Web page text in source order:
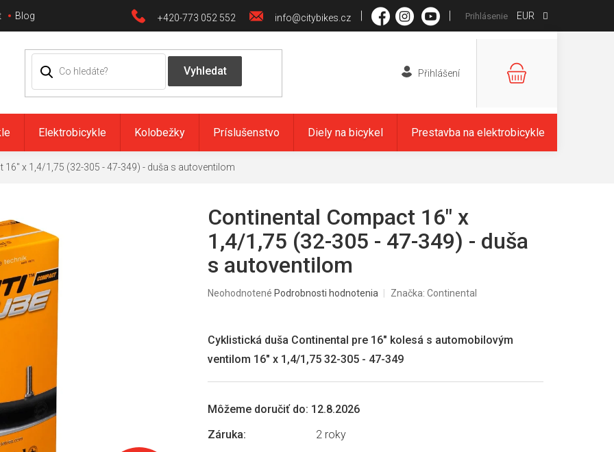
+420-773 052 552 info@citybikes.cz
Blog EUR
Prihlásenie
NÁKUPNÝ
Elektrobicykle Kolobežky Príslušenstvo Diely na bicykel Prestavba na elektrobicykle
16" x 1,4/1,75 (32-305 - 47-349) - duša s autoventilom
Môžeme doručiť do: 12.8.2026
Záruka: 2 roky
Cyklistická duša Continental pre 16" kolesá s automobilovým
ventilom 16" x 1,4/1,75 32-305 - 47-349
Continental Compact 16" x
1,4/1,75 (32-305 - 47-349) - duša
s autoventilom
Priemerné
0,0
5
Neohodnotené Podrobnosti hodnotenia Značka: Continental